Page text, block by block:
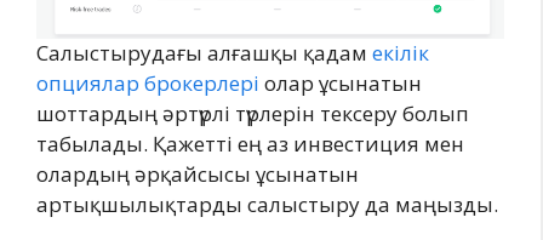
Салыстырудағы алғашқы қадам екілік
опциялар брокерлері олар ұсынатын
шоттардың әртүрлі түрлерін тексеру болып
табылады. Қажетті ең аз инвестиция мен
олардың әрқайсысы ұсынатын
артықшылықтарды салыстыру да маңызды.